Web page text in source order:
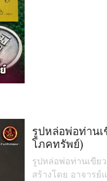
รูปหล่อพ่อท่าน
โภคทรัพย์)
รูปหล่อพ่อท่านเขีย
สร้างโดย อาจารย์